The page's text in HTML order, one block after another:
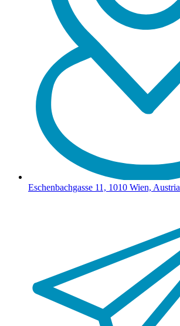
Eschenbachgasse 11, 1010 Wien, Austria